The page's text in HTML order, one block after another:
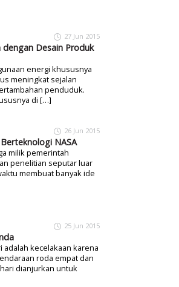
27 Jun 2015
Desain Produk
energi khususnya
meningkat sejalan
penduduk.
di […]
26 Jun 2015
NASA
milik pemerintah
penelitian seputar luar
membuat banyak ide
25 Jun 2015
kecelakaan karena
roda empat dan
dianjurkan untuk